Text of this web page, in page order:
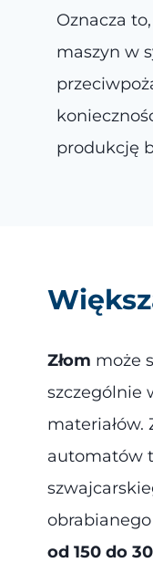
Oznacza
maszyn w
produkcję
Złom może
szczególnie
automatów
od 150 do